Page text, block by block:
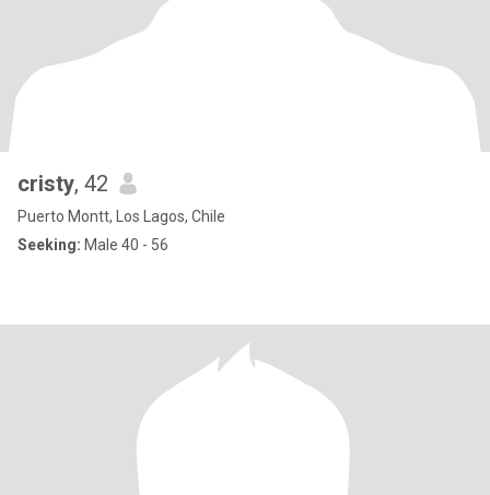
cristy, 42
Puerto Montt, Los Lagos, Chile
Seeking: Male 40 - 56